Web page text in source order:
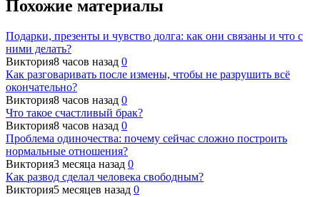
Похожие материалы
Подарки, презенты и чувство долга: как они связаны и что с
ними делать?
Виктория8 часов назад 0
Как разговаривать после измены, чтобы не разрушить всё
окончательно?
Виктория8 часов назад 0
Что такое счастливый брак?
Виктория8 часов назад 0
Проблема одиночества: почему сейчас сложно построить
нормальные отношения?
Виктория3 месяца назад 0
Как развод сделал человека свободным?
Виктория5 месяцев назад 0